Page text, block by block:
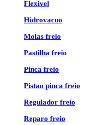
Flexivel
Hidrovacuo
Molas freio
Pastilha freio
Pinca freio
Pistao pinca freio
Regulador freio
Reparo freio